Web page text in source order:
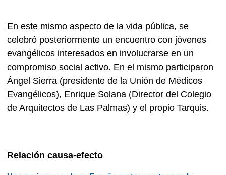
En este mismo aspecto de la vida pública, se
celebró posteriormente un encuentro con jóvenes
evangélicos interesados en involucrarse en un
compromiso social activo. En el mismo participaron
Ángel Sierra (presidente de la Unión de Médicos
Evangélicos), Enrique Solana (Director del Colegio
de Arquitectos de Las Palmas) y el propio Tarquis.
Relación causa-efecto